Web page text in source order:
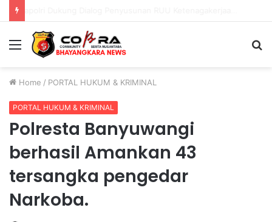
Menu
Home / PORTAL HUKUM & KRIMINAL
PORTAL HUKUM & KRIMINAL
Polresta Banyuwangi
berhasil Amankan 43
tersangka pengedar
Narkoba.